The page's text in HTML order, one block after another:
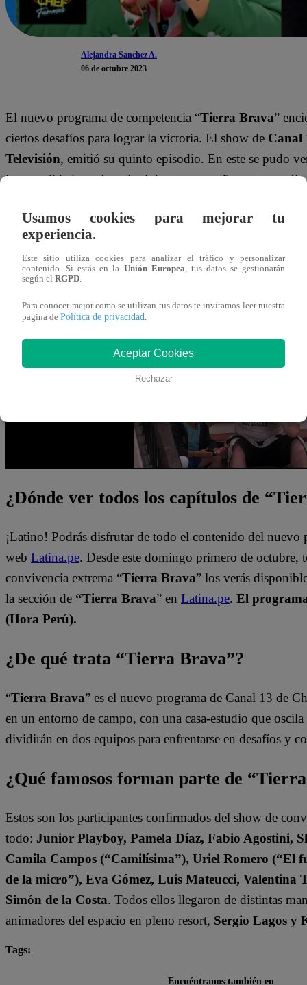
Alejandra Sanchez A.
06 de octubre 2023
El nuevo programa de competencia “Tierra Brava”
ciertos desafíos para lograr la victoria. El show de Canal
Televisión, emitió su quinto episodio. En este se pudo
incomodidad con la actitud de sus compañeros contra él.
Durante una conversación con su compañeroJunior
Tierra Brava” a
Al notar su incomodidad ante la situación,Junior
molestado, yo te pido disculpas, en serio Miguelito, de
el cómico le recalcó que no lo vuelva a tratar como un
Mira el momento completo dándole clic al video en la
¿Dónde ver todos los capítulos de
¡Latino! Podrás disfrutar de todo el contenido del nuevo
web Latina.pe. Desde este domingo primero de
convivencia extrema “Tierra Brava” los verás
la sección de “Tierra Brava” en Latina.pe. El
(Hora Perú).
¿De qué trata “Tierra Brava”?
“Tierra Brava” es el nuevo programa de Canal 13 de
en un entorno de campo, con una casa-estudio que
dividirán en dos equipos para enfrentarse en desafíos y
¿Qué famosos forman parte de
Estos son los participantes confirmados del show de
todo: Junior Playboy, Pamela Díaz, Fabio Agostini,
Camila Campos (“Camilísima”), Uriel Romero (“El
de la micro”), Eva Gómez, Luis Mateucci, Valentina
Simón de la Costa. Todos ellos llegaron de distintas
animadores del espacio en pleno resort, Sergio Lagos y
Tags:
Usamos cookies para mejorar tu
experiencia.
Este sitio utiliza cookies para analizar el tráfico y personalizar
contenido. Si estás en la Unión Europea, tus datos se gestionarán
según el RGPD.
Para conocer mejor como se utilizan tus datos te invitamos leer nuestra
pagina de Política de privacidad.
Aceptar Cookies
Rechazar
Encuéntranos también en